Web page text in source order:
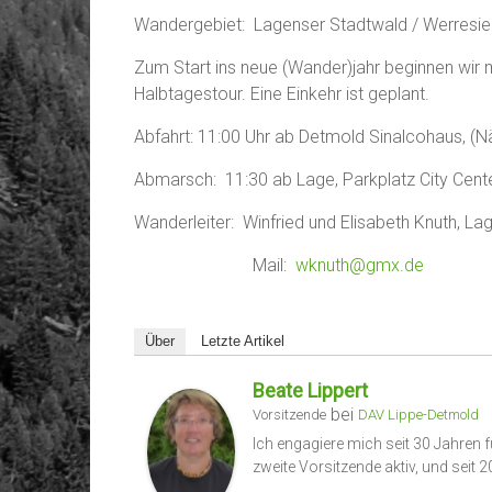
Wandergebiet: Lagenser Stadtwald /
Zum Start ins neue (Wander)jahr beginnen
Halbtagestour. Eine Einkehr ist geplant.
Abfahrt: 11:00 Uhr ab Detmold Sinalcohaus,
Abmarsch: 11:30 ab Lage, Parkplatz City
Wanderleiter: Winfried und Elisabeth Knuth,
Mail: wknuth@gmx.de
Über Letzte Artikel
Beate Lippert
Vorsitzende bei DAV Lippe-Detmold
Ich engagiere mich seit 30 Jahren
zweite Vorsitzende aktiv, und seit